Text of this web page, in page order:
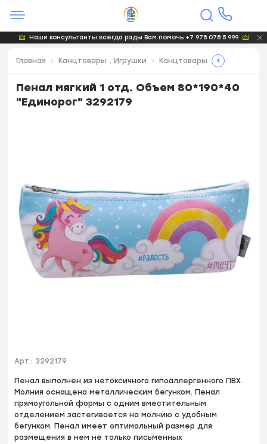
Наши консультанты всегда рады Вам помочь +7 978 078 5 999
Главная Канцтовары , Игрушки Канцтовары
Пенал мягкий 1 отд. Объем 80*190*40
"Единорог" 3292179
Арт.: 3292179
Пенал выполнен из нетоксичного гипоаллергенного ПВХ.
Молния оснащена металлическим бегунком. Пенал
прямоугольной формы с одним вместительным
отделением застегивается на молнию с удобным
бегунком. Пенал имеет оптимальный размер для
размещения в нем не только письменных